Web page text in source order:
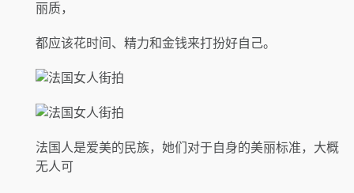
丽质，
都应该花时间、精力和金钱来打扮好自己。
法国人是爱美的民族，她们对于自身的美丽标准，大概
无人可